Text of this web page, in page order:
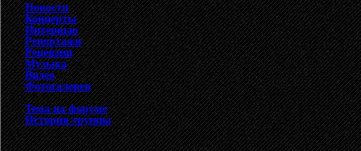
Новости
Концерты
Интервью
Репортажи
Рецензии
Музыка
Видео
Фотогалерея
Тема на форуме
История группы